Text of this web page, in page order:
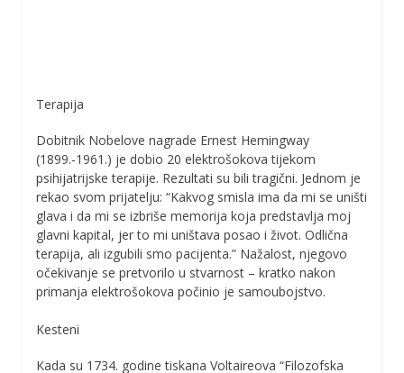
Terapija
Dobitnik Nobelove nagrade Ernest Hemingway
(1899.-1961.) je dobio 20 elektrošokova tijekom
psihijatrijske terapije. Rezultati su bili tragični. Jednom je
rekao svom prijatelju: “Kakvog smisla ima da mi se uništi
glava i da mi se izbriše memorija koja predstavlja moj
glavni kapital, jer to mi uništava posao i život. Odlična
terapija, ali izgubili smo pacijenta.” Nažalost, njegovo
očekivanje se pretvorilo u stvarnost – kratko nakon
primanja elektrošokova počinio je samoubojstvo.
Kesteni
Kada su 1734. godine tiskana Voltaireova “Filozofska